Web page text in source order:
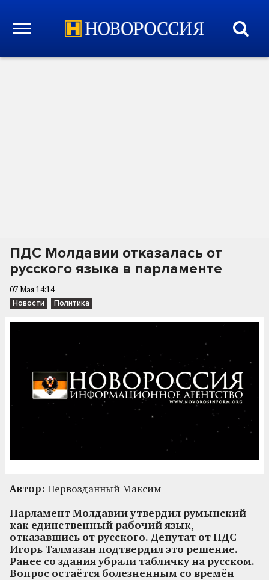
ПДС Молдавии отказалась от
русского языка в парламенте
07 Мая 14:14
Новости Политика
Автор: Первозданный Максим
Парламент Молдавии утвердил румынский
как единственный рабочий язык,
отказавшись от русского. Депутат от ПДС
Игорь Талмазан подтвердил это решение.
Ранее со здания убрали табличку на русском.
Вопрос остаётся болезненным со времён